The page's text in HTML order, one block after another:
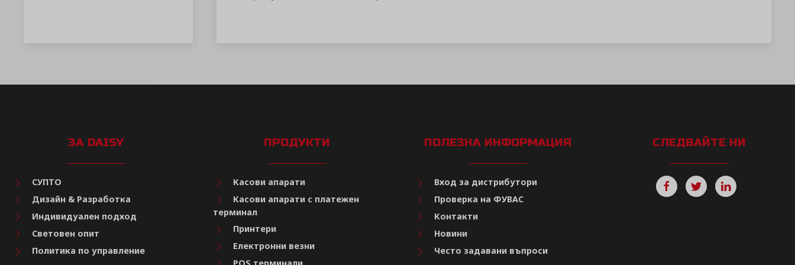
ЗА DAISY
СУПТО
Дизайн & Разработка
Индивидуален подход
Световен опит
Политика по управление
ПРОДУКТИ
Касови апарати
Касови апарати с платежен
терминал
Принтери
Електронни везни
ПОЛЕЗНА ИНФОРМАЦИЯ
Вход за дистрибутори
Проверка на ФУВАС
Контакти
Новини
Често задавани въпроси
СЛЕДВАЙТЕ НИ